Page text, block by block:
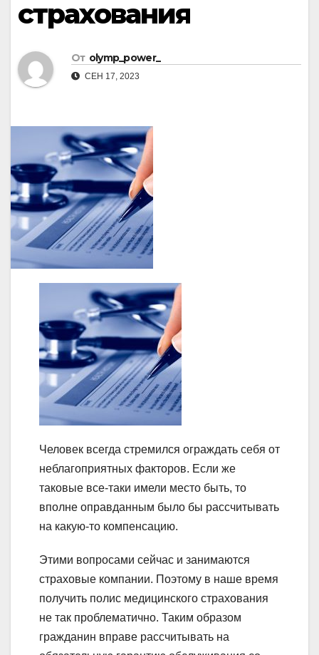
страхования
От olymp_power_
СЕН 17, 2023
Человек всегда стремился ограждать себя от
неблагоприятных факторов. Если же
таковые все-таки имели место быть, то
вполне оправданным было бы рассчитывать
на какую-то компенсацию.
Этими вопросами сейчас и занимаются
страховые компании. Поэтому в наше время
получить полис медицинского страхования
не так проблематично. Таким образом
гражданин вправе рассчитывать на